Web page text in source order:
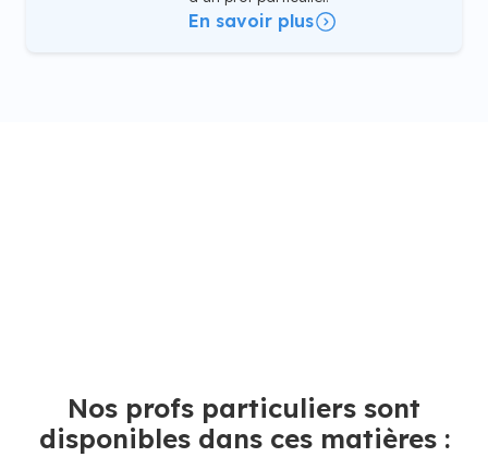
En savoir plus
Nos profs particuliers sont
disponibles dans ces matières :